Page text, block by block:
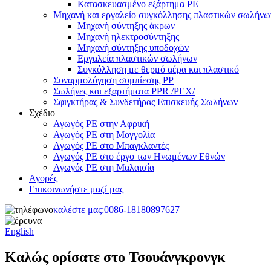
Κατασκευασμένο εξάρτημα PE
Μηχανή και εργαλείο συγκόλλησης πλαστικών
Μηχανή σύντηξης άκρων
Μηχανή ηλεκτροσύντηξης
Μηχανή σύντηξης υποδοχών
Εργαλεία πλαστικών σωλήνων
Συγκόλληση με θερμό αέρα και πλαστικό
Συναρμολόγηση συμπίεσης PP
Σωλήνες και εξαρτήματα PPR /PEX/
Σφιγκτήρας & Συνδετήρας Επισκευής Σωλήνων
Σχέδιο
Αγωγός PE στην Αφρική
Αγωγός PE στη Μογγολία
Αγωγός PE στο Μπαγκλαντές
Αγωγός PE στο έργο των Ηνωμένων Εθνών
Αγωγός PE στη Μαλαισία
Αγορές
Επικοινωνήστε μαζί μας
καλέστε μας:0086-18180897627
English
Καλώς ορίσατε στο Τσουάνγκρονγκ